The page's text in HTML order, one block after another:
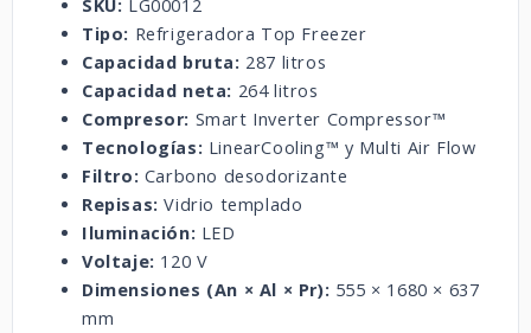
SKU: LG00012
Tipo: Refrigeradora Top Freezer
Capacidad bruta: 287 litros
Capacidad neta: 264 litros
Compresor: Smart Inverter Compressor™
Tecnologías: LinearCooling™ y Multi Air Flow
Filtro: Carbono desodorizante
Repisas: Vidrio templado
Iluminación: LED
Voltaje: 120 V
Dimensiones (An × Al × Pr): 555 × 1680 × 637
mm